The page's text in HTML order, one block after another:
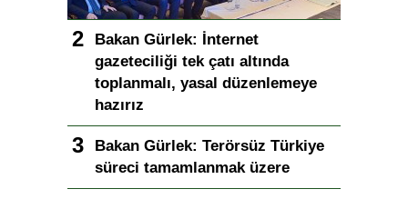
Bakan Gürlek: İnternet
gazeteciliği tek çatı altında
toplanmalı, yasal düzenlemeye
hazırız
Bakan Gürlek: Terörsüz Türkiye
süreci tamamlanmak üzere